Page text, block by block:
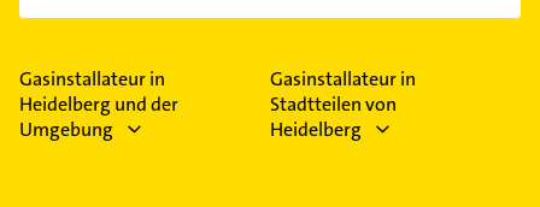
Der Gasinstallateur verkauft Marken wie Hansa,
Gasinstallateur in
Heidelberg und der
Umgebung
Gasinstallateur in
Stadtteilen von
Heidelberg